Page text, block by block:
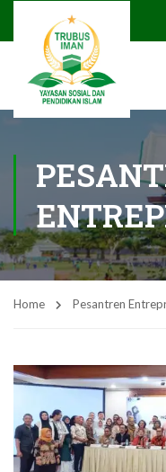
Home Pesantren